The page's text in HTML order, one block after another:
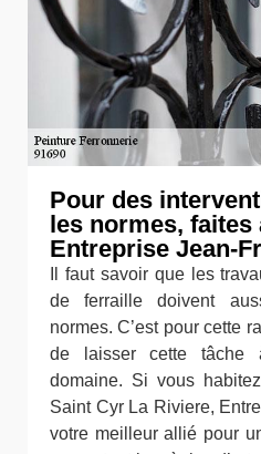
Pour des
les normes, faites
Entreprise Jean-
Il faut savoir que les
de ferraille doivent
normes. C’est pour cette
de laisser cette
domaine. Si vous
Saint Cyr La Riviere,
votre meilleur allié pour